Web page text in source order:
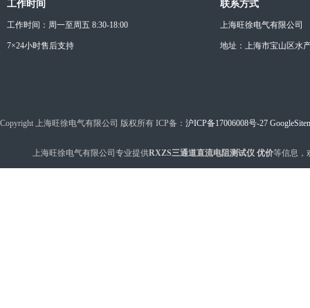
工作时间
工作时间：周一至周五 8:30-18:00
7×24小时售后支持
联系方式
上海旺徐电气有限公司
地址：上海市宝山区水
Copyright 上海旺徐电气有限公司 版权所有 ICP备： 沪ICP备17006008号-27
上海旺徐电气有限公司专业提供RXZS三通道直流电阻测试仪 优价等信息，